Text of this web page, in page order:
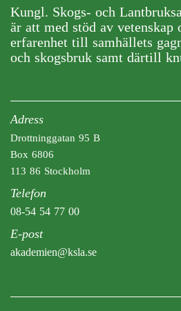
Kungl. Skogs- och
är att med stöd av vetenskap
erfarenhet till samhällets
och skogsbruk samt därtill
Adress
Drottninggatan 95 B
Box 6806
113 86 Stockholm
Telefon
08-54 54 77 00
E-post
akademien@ksla.se